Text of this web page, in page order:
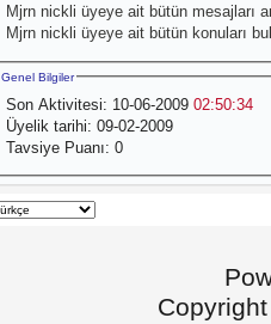
Mjrn nickli üyeye ait bütün mesajları
Mjrn nickli üyeye ait bütün konuları
Genel Bilgiler
Son Aktivitesi: 10-06-200902:50:34
Üyelik tarihi: 09-02-2009
Tavsiye Puanı: 0